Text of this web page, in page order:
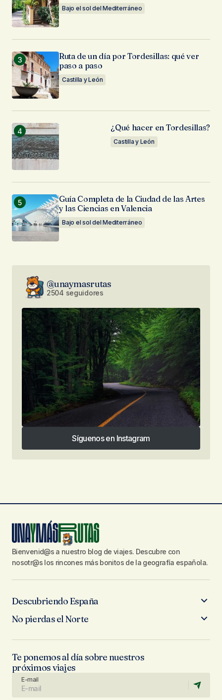
Bajo el sol del Mediterráneo
Ruta de un día por Tordesillas: qué ver
paso a paso
Castilla y León
¿Qué hacer en Tordesillas?
Castilla y León
Guía Completa de la Ciudad de las Artes
y las Ciencias en Valencia
Bajo el sol del Mediterráneo
@unaymasrutas
2504 seguidores
Síguenos en Instagram
Síguenos en Instagram
Bienvenid@s a nuestro blog de viajes. Descubre con
nosotr@s los rincones más bonitos de la geografía española.
Descubriendo España
No pierdas el Norte
Te ponemos al día sobre nuestros
próximos viajes
E-mail